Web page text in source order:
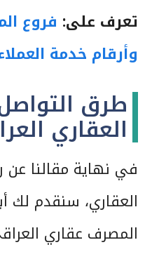
تعرف على: فروع
وأرقام خدمة
طرق
العقاري
في نهاية مقالنا
العقاري، سنقدم لك
المصرف عقاري